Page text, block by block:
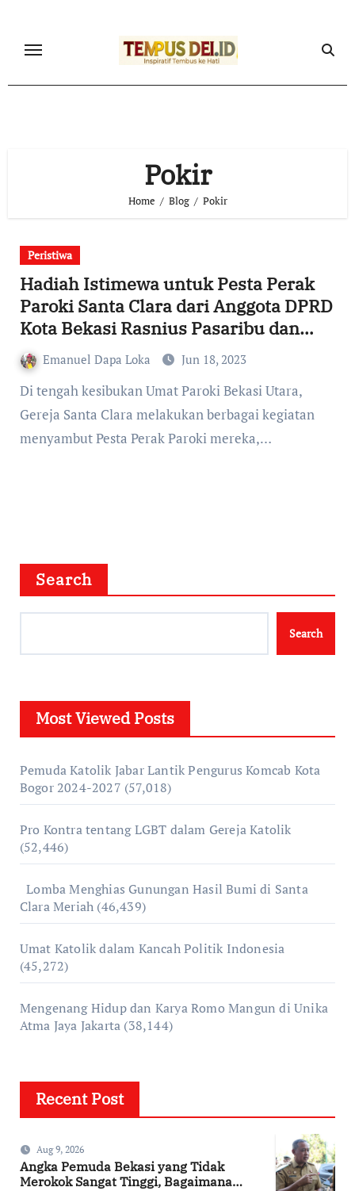
content
Pokir
Home Blog Pokir
Peristiwa
Hadiah Istimewa untuk Pesta Perak
Paroki Santa Clara dari Anggota DPRD
Kota Bekasi Rasnius Pasaribu dan
Pemerintah Kota Bekasi
Emanuel Dapa Loka Jun 18, 2023
Di tengah kesibukan Umat Paroki Bekasi Utara,
Gereja Santa Clara melakukan berbagai kegiatan
menyambut Pesta Perak Paroki mereka,…
Search
Search
Most Viewed Posts
Pemuda Katolik Jabar Lantik Pengurus Komcab Kota
Bogor 2024-2027 (57,018)
Pro Kontra tentang LGBT dalam Gereja Katolik
(52,446)
Lomba Menghias Gunungan Hasil Bumi di Santa
Clara Meriah (46,439)
Umat Katolik dalam Kancah Politik Indonesia
(45,272)
Mengenang Hidup dan Karya Romo Mangun di Unika
Atma Jaya Jakarta (38,144)
Recent Post
Aug 9, 2026
Angka Pemuda Bekasi yang Tidak
Merokok Sangat Tinggi, Bagaimana